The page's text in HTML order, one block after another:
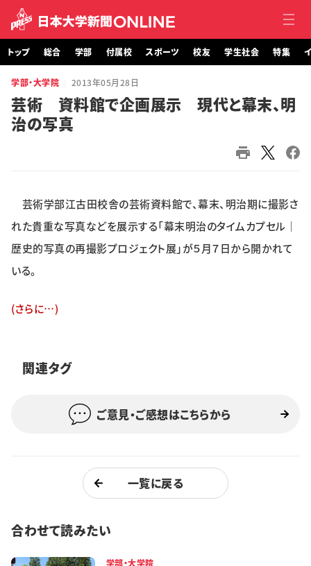
トップ
総合
スポーツ
イベント
購読 日大文芸賞
トップ 総合 学部 付属校 スポーツ 校友 学生社会 特集
学部・大学院 2013年05月28日
芸術 資料館で企画展示 現代と幕末、明
治の写真
芸術学部江古田校舎の芸術資料館で、幕末、明治期に撮影さ
れた貴重な写真などを展示する「幕末明治のタイムカプセル｜
歴史的写真の再撮影プロジェクト展」が５月７日から開かれて
いる。
(さらに…)
関連タグ
ご意見・ご感想はこちらから
一覧に戻る
合わせて読みたい
学部・大学院